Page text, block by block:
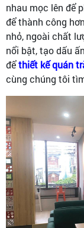
nhau mọc lên để
để thành công
nhỏ, ngoài chất
nổi bật, tạo dấu
đểthiết kế quán
cùng chúng tôi